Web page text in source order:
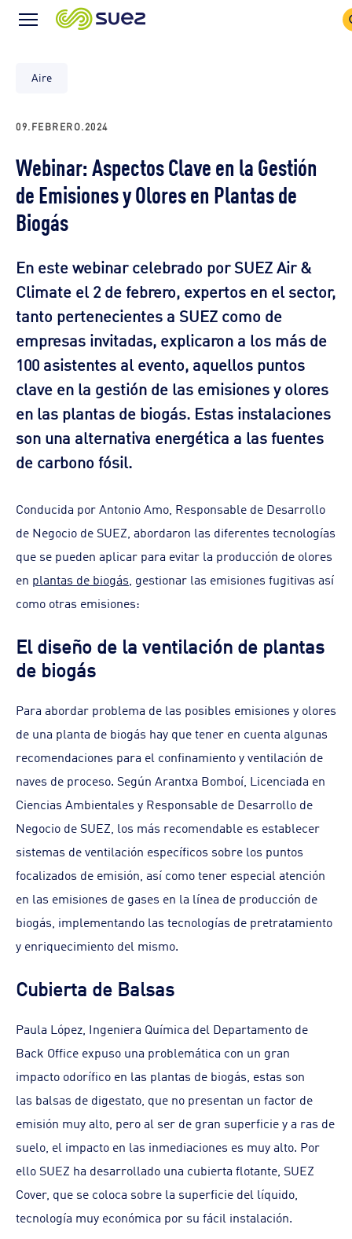
Menu
Aire
09.FEBRERO.2024
Webinar: Aspectos Clave en la Gestión
de Emisiones y Olores en Plantas de
Biogás
En este webinar celebrado por SUEZ Air &
Climate el 2 de febrero, expertos en el sector,
tanto pertenecientes a SUEZ como de
empresas invitadas, explicaron a los más de
100 asistentes al evento, aquellos puntos
clave en la gestión de las emisiones y olores
en las plantas de biogás. Estas instalaciones
son una alternativa energética a las fuentes
de carbono fósil.
Conducida por Antonio Amo, Responsable de Desarrollo
de Negocio de SUEZ, abordaron las diferentes tecnologías
que se pueden aplicar para evitar la producción de olores
en plantas de biogás , gestionar las emisiones fugitivas así
como otras emisiones:
El diseño de la ventilación de plantas
de biogás
Para abordar problema de las posibles emisiones y olores
de una planta de biogás hay que tener en cuenta algunas
recomendaciones para el confinamiento y ventilación de
naves de proceso. Según Arantxa Bomboí, Licenciada en
Ciencias Ambientales y Responsable de Desarrollo de
Negocio de SUEZ, los más recomendable es establecer
sistemas de ventilación específicos sobre los puntos
focalizados de emisión, así como tener especial atención
en las emisiones de gases en la línea de producción de
biogás, implementando las tecnologías de pretratamiento
y enriquecimiento del mismo.
Cubierta de Balsas
Paula López, Ingeniera Química del Departamento de
Back Office expuso una problemática con un gran
impacto odorífico en las plantas de biogás, estas son
las balsas de digestato, que no presentan un factor de
emisión muy alto, pero al ser de gran superficie y a ras de
suelo, el impacto en las inmediaciones es muy alto. Por
ello SUEZ ha desarrollado una cubierta flotante, SUEZ
Cover, que se coloca sobre la superficie del líquido,
tecnología muy económica por su fácil instalación.